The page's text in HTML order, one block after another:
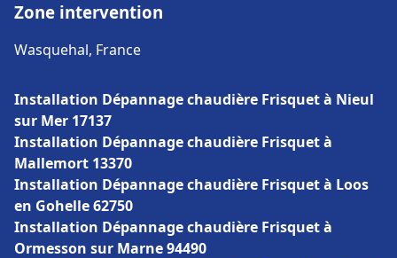
Zone intervention
Wasquehal, France
Installation Dépannage chaudière Frisquet à Nieul
sur Mer 17137
Installation Dépannage chaudière Frisquet à
Mallemort 13370
Installation Dépannage chaudière Frisquet à Loos
en Gohelle 62750
Installation Dépannage chaudière Frisquet à
Ormesson sur Marne 94490